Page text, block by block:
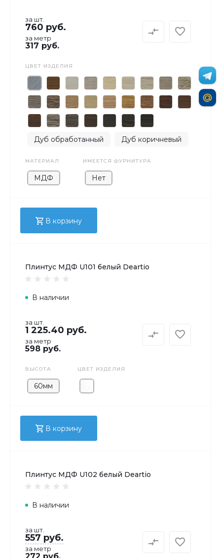
за шт.
760 руб.
за метр
317 руб.
ЦВЕТ ИЗДЕЛИЯ
Дуб обработанный Дуб коричневый
МАТЕРИАЛ
МДФ
ИМЕЕТСЯ ФУРНИТУРА
Нет
В корзину
Плинтус МДФ U101 белый Deartio
В наличии
за шт.
1 225.40 руб.
за метр
598 руб.
ВЫСОТА
60мм
ЦВЕТ ИЗДЕЛИЯ
В корзину
Плинтус МДФ U102 белый Deartio
В наличии
за шт.
557 руб.
за метр